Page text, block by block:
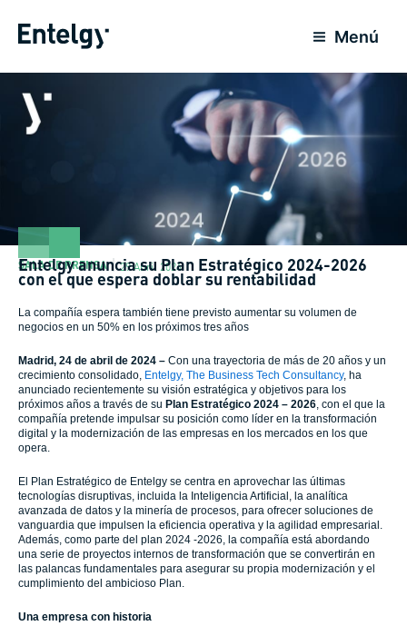
Menú
SALA DE PRENSA 29 Abril 2024
Entelgy anuncia su Plan Estratégico 2024-2026
con el que espera doblar su rentabilidad
La compañía espera también tiene previsto aumentar su volumen de
negocios en un 50% en los próximos tres años
Madrid, 24 de abril de 2024 – Con una trayectoria de más de 20 años y un
crecimiento consolidado, Entelgy, The Business Tech Consultancy, ha
anunciado recientemente su visión estratégica y objetivos para los
próximos años a través de su Plan Estratégico 2024 – 2026, con el que la
compañía pretende impulsar su posición como líder en la transformación
digital y la modernización de las empresas en los mercados en los que
opera.
El Plan Estratégico de Entelgy se centra en aprovechar las últimas
tecnologías disruptivas, incluida la Inteligencia Artificial, la analítica
avanzada de datos y la minería de procesos, para ofrecer soluciones de
vanguardia que impulsen la eficiencia operativa y la agilidad empresarial.
Además, como parte del plan 2024 -2026, la compañía está abordando
una serie de proyectos internos de transformación que se convertirán en
las palancas fundamentales para asegurar su propia modernización y el
cumplimiento del ambicioso Plan.
Una empresa con historia